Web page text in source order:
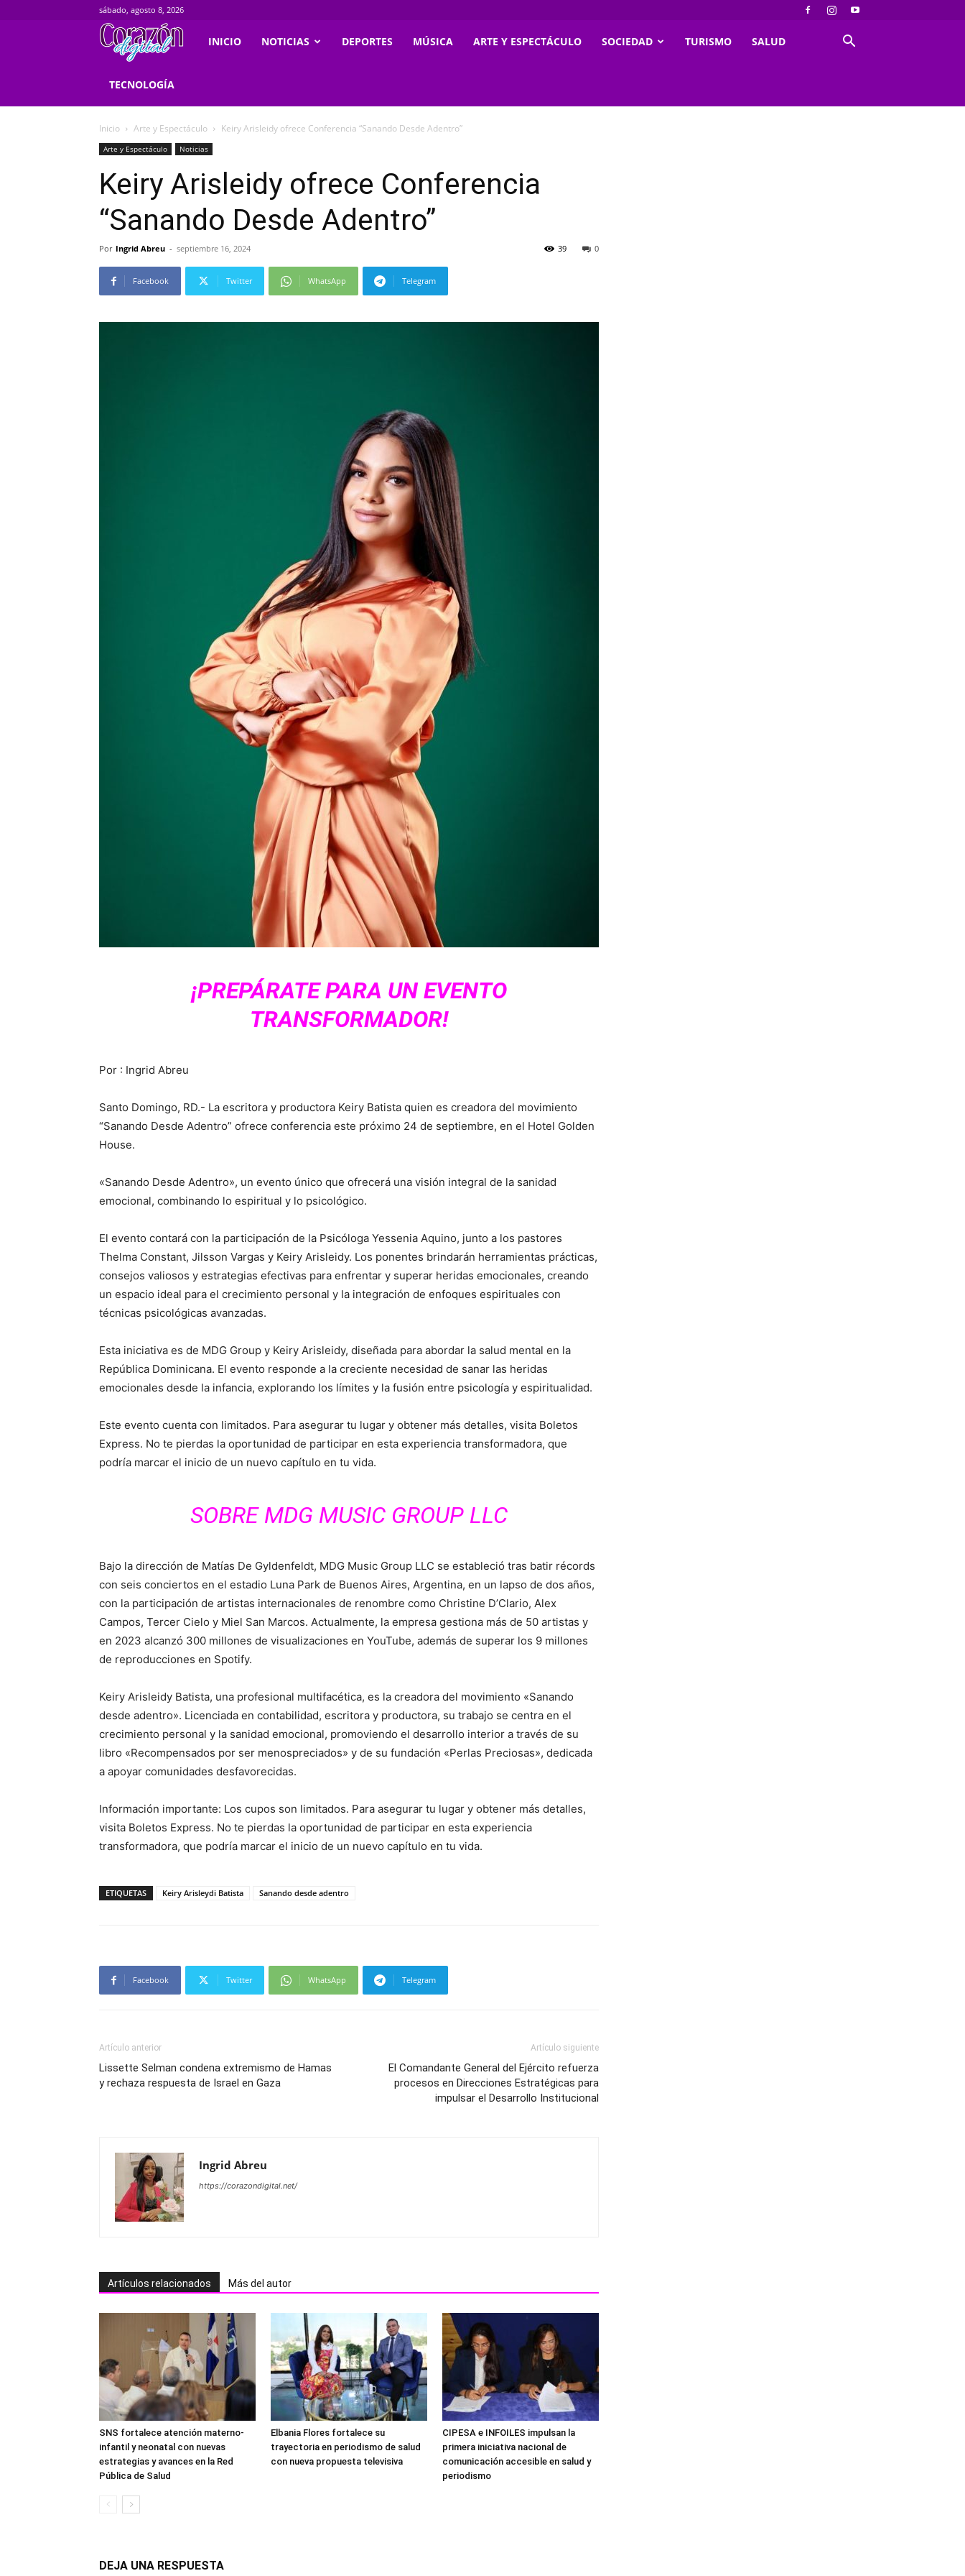
sábado, agosto 8, 2026
Corazondigital.net
INICIO NOTICIAS DEPORTES MÚSICA ARTE Y ESPECTÁCULO SOCIEDAD TURISMO SALUD
TECNOLOGÍA
Inicio Arte y Espectáculo Keiry Arisleidy ofrece Conferencia “Sanando Desde Adentro”
Arte y Espectáculo Noticias
Keiry Arisleidy ofrece Conferencia
“Sanando Desde Adentro”
Por Ingrid Abreu - septiembre 16, 2024 0
39
Facebook Twitter WhatsApp Telegram
¡PREPÁRATE PARA UN EVENTO
TRANSFORMADOR!
Por : Ingrid Abreu
Santo Domingo, RD.- La escritora y productora Keiry Batista quien es creadora del movimiento
“Sanando Desde Adentro” ofrece conferencia este próximo 24 de septiembre, en el Hotel Golden
House.
«Sanando Desde Adentro», un evento único que ofrecerá una visión integral de la sanidad
emocional, combinando lo espiritual y lo psicológico.
El evento contará con la participación de la Psicóloga Yessenia Aquino, junto a los pastores
Thelma Constant, Jilsson Vargas y Keiry Arisleidy. Los ponentes brindarán herramientas prácticas,
consejos valiosos y estrategias efectivas para enfrentar y superar heridas emocionales, creando
un espacio ideal para el crecimiento personal y la integración de enfoques espirituales con
técnicas psicológicas avanzadas.
Esta iniciativa es de MDG Group y Keiry Arisleidy, diseñada para abordar la salud mental en la
República Dominicana. El evento responde a la creciente necesidad de sanar las heridas
emocionales desde la infancia, explorando los límites y la fusión entre psicología y espiritualidad.
Este evento cuenta con limitados. Para asegurar tu lugar y obtener más detalles, visita Boletos
Express. No te pierdas la oportunidad de participar en esta experiencia transformadora, que
podría marcar el inicio de un nuevo capítulo en tu vida.
SOBRE MDG MUSIC GROUP LLC
Bajo la dirección de Matías De Gyldenfeldt, MDG Music Group LLC se estableció tras batir récords
con seis conciertos en el estadio Luna Park de Buenos Aires, Argentina, en un lapso de dos años,
con la participación de artistas internacionales de renombre como Christine D’Clario, Alex
Campos, Tercer Cielo y Miel San Marcos. Actualmente, la empresa gestiona más de 50 artistas y
en 2023 alcanzó 300 millones de visualizaciones en YouTube, además de superar los 9 millones
de reproducciones en Spotify.
Keiry Arisleidy Batista, una profesional multifacética, es la creadora del movimiento «Sanando
desde adentro». Licenciada en contabilidad, escritora y productora, su trabajo se centra en el
crecimiento personal y la sanidad emocional, promoviendo el desarrollo interior a través de su
libro «Recompensados por ser menospreciados» y de su fundación «Perlas Preciosas», dedicada
a apoyar comunidades desfavorecidas.
Información importante: Los cupos son limitados. Para asegurar tu lugar y obtener más detalles,
visita Boletos Express. No te pierdas la oportunidad de participar en esta experiencia
transformadora, que podría marcar el inicio de un nuevo capítulo en tu vida.
ETIQUETAS Keiry Arisleydi Batista Sanando desde adentro
Facebook Twitter WhatsApp Telegram
Artículo anterior
Lissette Selman condena extremismo de Hamas
y rechaza respuesta de Israel en Gaza
Artículo siguiente
El Comandante General del Ejército refuerza
procesos en Direcciones Estratégicas para
impulsar el Desarrollo Institucional
Ingrid Abreu
https://corazondigital.net/
Artículos relacionados Más del autor
SNS fortalece atención materno-
infantil y neonatal con nuevas
estrategias y avances en la Red
Pública de Salud
Elbania Flores fortalece su
trayectoria en periodismo de salud
con nueva propuesta televisiva
CIPESA e INFOILES impulsan la
primera iniciativa nacional de
comunicación accesible en salud y
periodismo
DEJA UNA RESPUESTA